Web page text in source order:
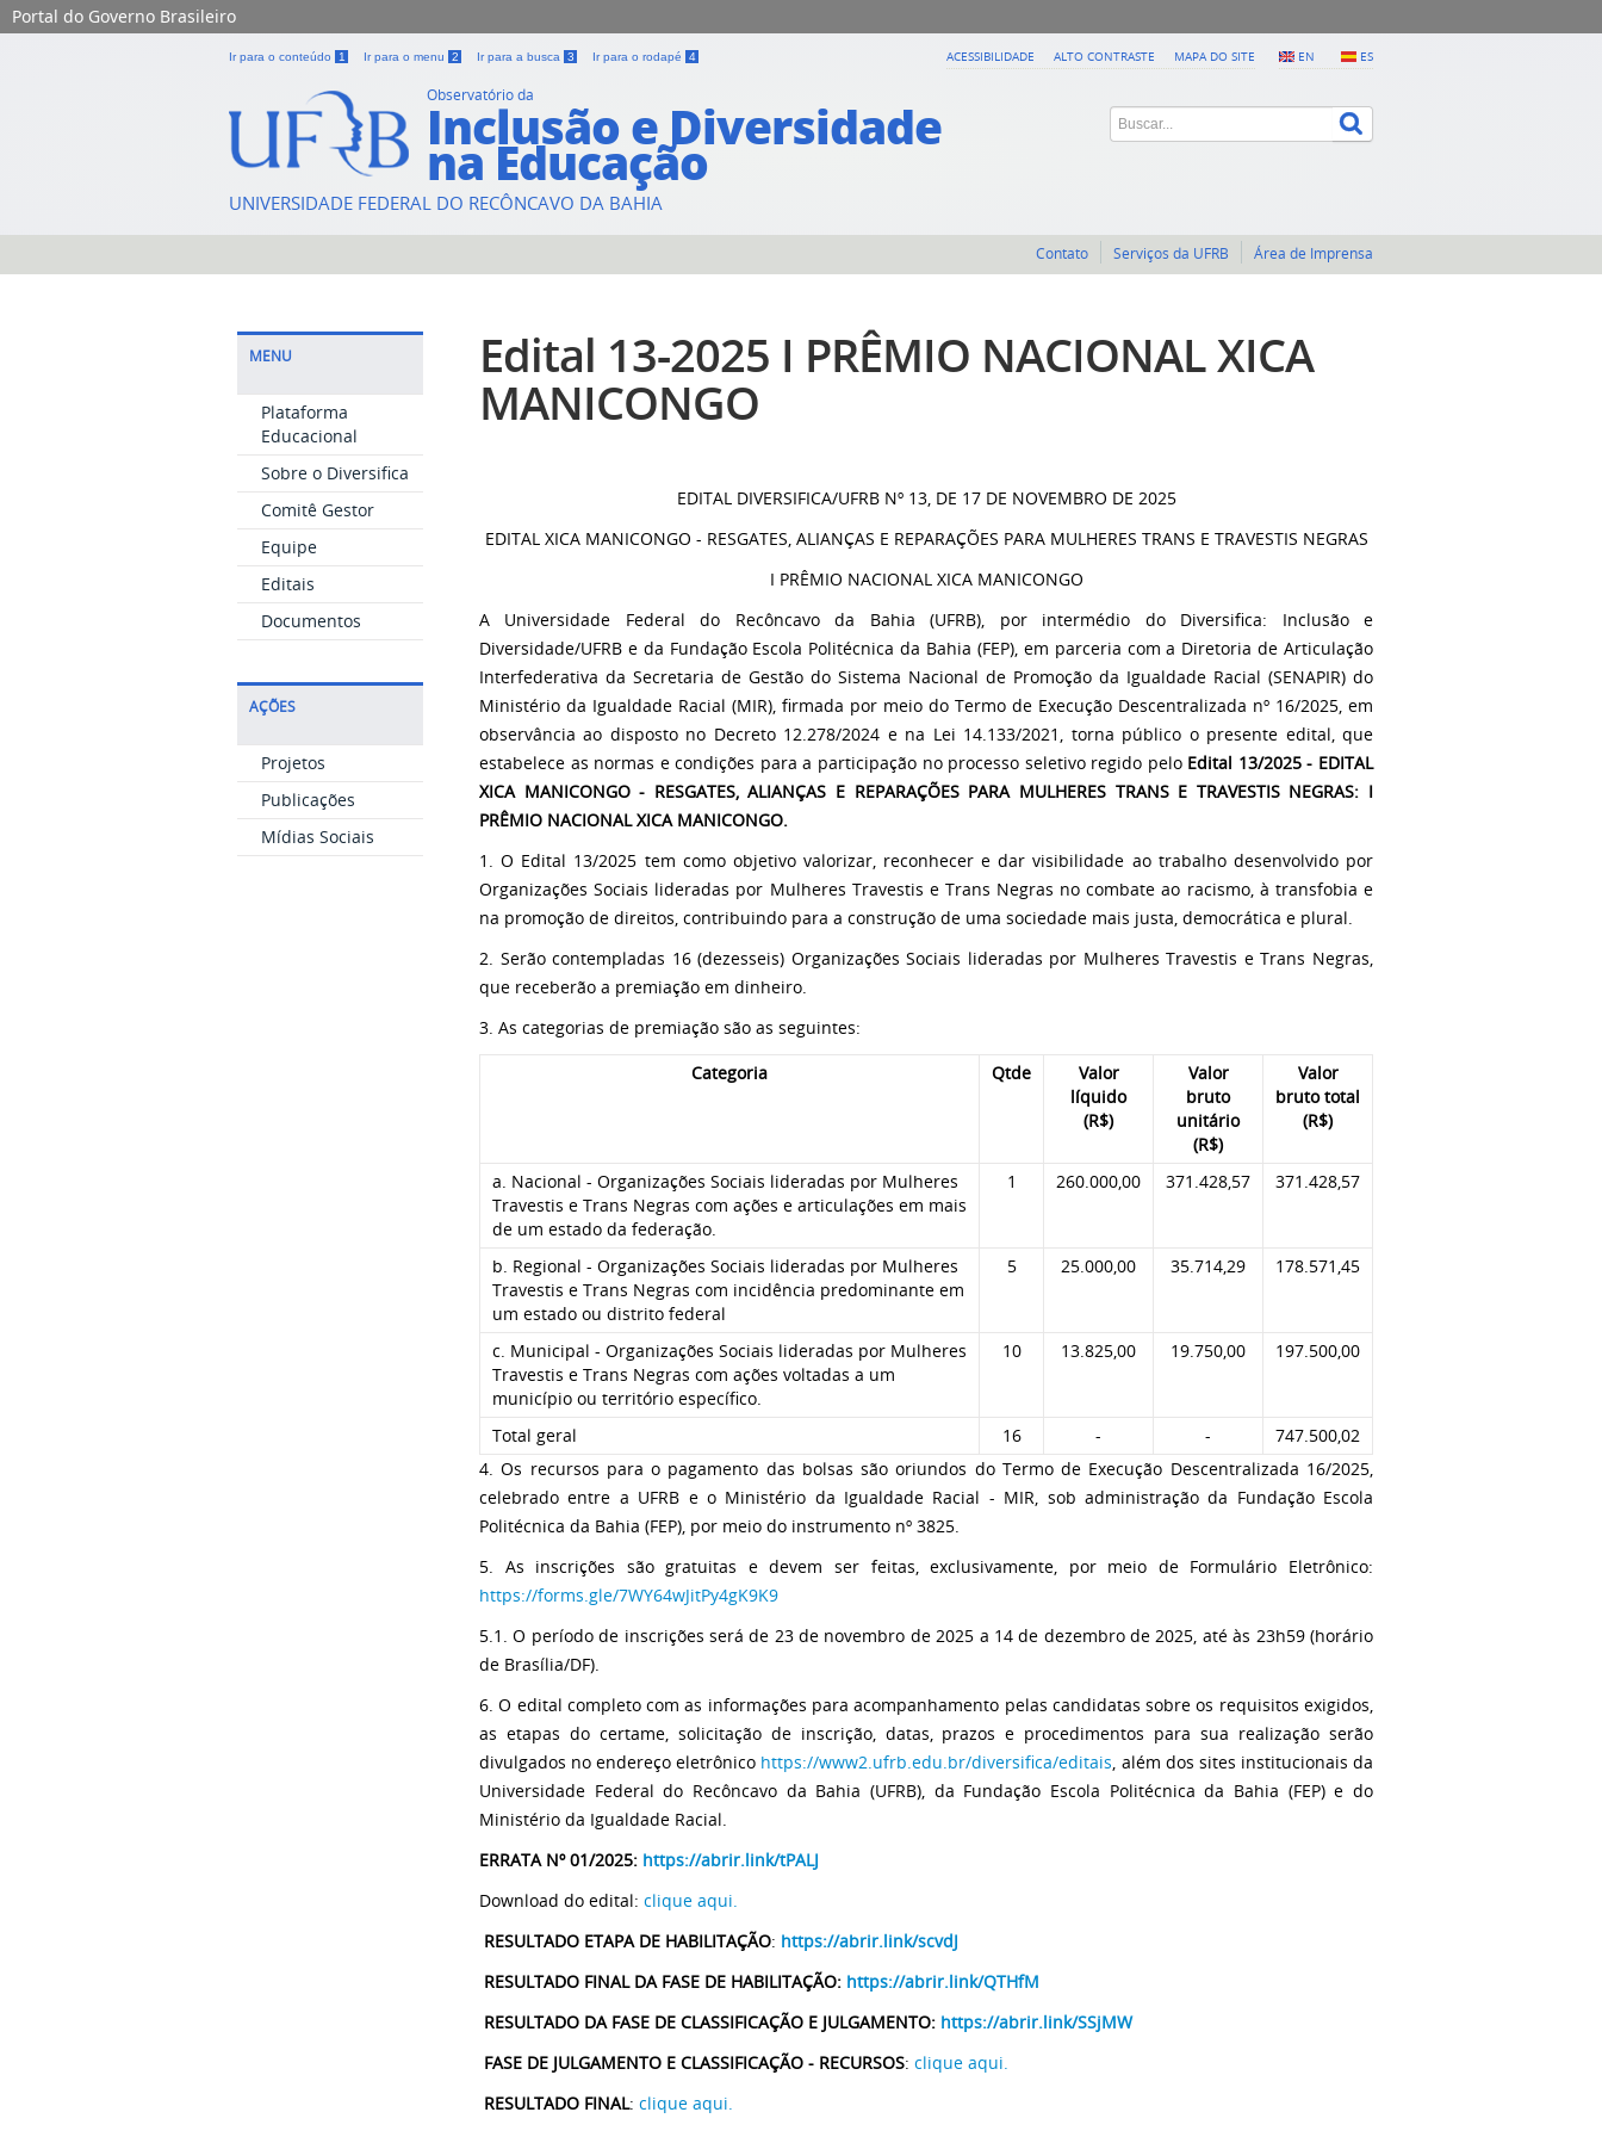
Portal do Governo Brasileiro
Ir para o conteúdo 1 Ir para o menu 2 Ir para a busca 3 Ir para o rodapé 4 EN ES
ACESSIBILIDADE ALTO CONTRASTE MAPA DO SITE
Observatório da
Inclusão e Diversidade
na Educação
UNIVERSIDADE FEDERAL DO RECÔNCAVO DA BAHIA
Contato Serviços da UFRB Área de Imprensa
MENU
Plataforma
Educacional
Sobre o Diversifica
Comitê Gestor
Equipe
Editais
Documentos
AÇÕES
Projetos
Publicações
Mídias Sociais
Edital 13-2025 I PRÊMIO NACIONAL XICA
MANICONGO
EDITAL DIVERSIFICA/UFRB Nº 13, DE 17 DE NOVEMBRO DE 2025
EDITAL XICA MANICONGO - RESGATES, ALIANÇAS E REPARAÇÕES PARA MULHERES TRANS E TRAVESTIS NEGRAS
I PRÊMIO NACIONAL XICA MANICONGO
A Universidade Federal do Recôncavo da Bahia (UFRB), por intermédio do Diversifica: Inclusão e
Diversidade/UFRB e da Fundação Escola Politécnica da Bahia (FEP), em parceria com a Diretoria de Articulação
Interfederativa da Secretaria de Gestão do Sistema Nacional de Promoção da Igualdade Racial (SENAPIR) do
Ministério da Igualdade Racial (MIR), firmada por meio do Termo de Execução Descentralizada nº 16/2025, em
observância ao disposto no Decreto 12.278/2024 e na Lei 14.133/2021, torna público o presente edital, que
estabelece as normas e condições para a participação no processo seletivo regido pelo Edital 13/2025 - EDITAL
XICA MANICONGO - RESGATES, ALIANÇAS E REPARAÇÕES PARA MULHERES TRANS E TRAVESTIS NEGRAS: I
PRÊMIO NACIONAL XICA MANICONGO.
1. O Edital 13/2025 tem como objetivo valorizar, reconhecer e dar visibilidade ao trabalho desenvolvido por
Organizações Sociais lideradas por Mulheres Travestis e Trans Negras no combate ao racismo, à transfobia e
na promoção de direitos, contribuindo para a construção de uma sociedade mais justa, democrática e plural.
2. Serão contempladas 16 (dezesseis) Organizações Sociais lideradas por Mulheres Travestis e Trans Negras,
que receberão a premiação em dinheiro.
3. As categorias de premiação são as seguintes:
Categoria
Qtde
Valor
líquido
(R$)
Valor
bruto
unitário
(R$)
Valor
bruto total
(R$)
a. Nacional - Organizações Sociais lideradas por Mulheres
Travestis e Trans Negras com ações e articulações em mais
de um estado da federação.
1 260.000,00 371.428,57 371.428,57
b. Regional - Organizações Sociais lideradas por Mulheres
Travestis e Trans Negras com incidência predominante em
um estado ou distrito federal
5 25.000,00 35.714,29 178.571,45
c. Municipal - Organizações Sociais lideradas por Mulheres
Travestis e Trans Negras com ações voltadas a um
município ou território específico.
10 13.825,00 19.750,00 197.500,00
Total geral 16 - -
747.500,02
4. Os recursos para o pagamento das bolsas são oriundos do Termo de Execução Descentralizada 16/2025,
celebrado entre a UFRB e o Ministério da Igualdade Racial - MIR, sob administração da Fundação Escola
Politécnica da Bahia (FEP), por meio do instrumento nº 3825.
5. As inscrições são gratuitas e devem ser feitas, exclusivamente, por meio de Formulário Eletrônico:
https://forms.gle/7WY64wJitPy4gK9K9
5.1. O período de inscrições será de 23 de novembro de 2025 a 14 de dezembro de 2025, até às 23h59 (horário
de Brasília/DF).
6. O edital completo com as informações para acompanhamento pelas candidatas sobre os requisitos exigidos,
as etapas do certame, solicitação de inscrição, datas, prazos e procedimentos para sua realização serão
divulgados no endereço eletrônico https://www2.ufrb.edu.br/diversifica/editais, além dos sites institucionais da
Universidade Federal do Recôncavo da Bahia (UFRB), da Fundação Escola Politécnica da Bahia (FEP) e do
Ministério da Igualdade Racial.
ERRATA Nº 01/2025: https://abrir.link/tPALJ
Download do edital: clique aqui.
RESULTADO ETAPA DE HABILITAÇÃO: https://abrir.link/scvdJ
RESULTADO FINAL DA FASE DE HABILITAÇÃO: https://abrir.link/QTHfM
RESULTADO DA FASE DE CLASSIFICAÇÃO E JULGAMENTO: https://abrir.link/SSjMW
FASE DE JULGAMENTO E CLASSIFICAÇÃO - RECURSOS: clique aqui.
RESULTADO FINAL: clique aqui.